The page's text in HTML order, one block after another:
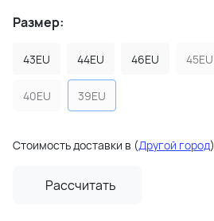
Размер:
43EU 44EU 46EU 45EU
40EU 39EU
Стоимость доставки в (Другой город)
Рассчитать